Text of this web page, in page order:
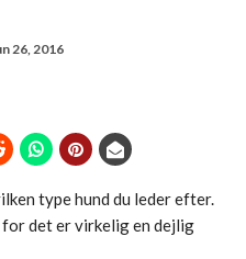
26, 2016
type hund du leder efter.
det er virkelig en dejlig